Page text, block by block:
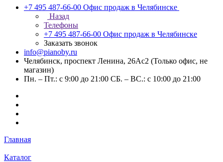
+7 495 487-66-00 Офис продаж в Челябинске
Назад
Телефоны
+7 495 487-66-00 Офис продаж в Челябинске
Заказать звонок
info@pianoby.ru
Челябинск, проспект Ленина, 26Ас2 (Только офис, не
магазин)
Пн. – Пт.: с 9:00 до 21:00 СБ. – ВС.: с 10:00 до 21:00
Главная
Каталог